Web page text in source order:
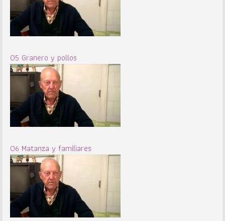
05 Granero y pollos
06 Matanza y familiares